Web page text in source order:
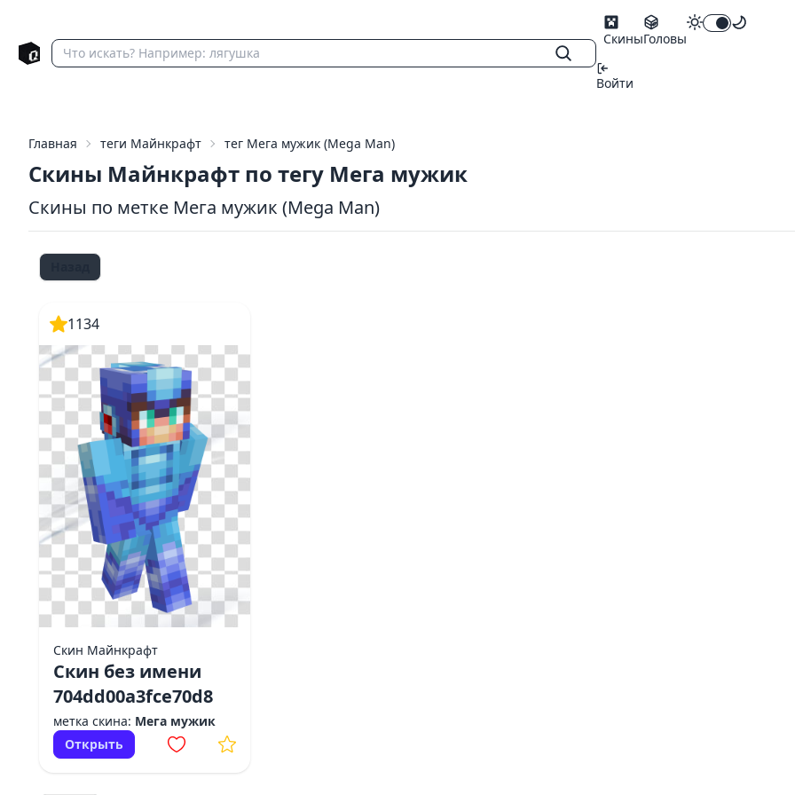
СкиныГоловы
Войти
Главная теги Майнкрафт тег Мега мужик (Mega Man)
Скины Майнкрафт по тегу Мега мужик
Скины по метке Мега мужик (Mega Man)
1134
Скин Майнкрафт
Скин без имени
704dd00a3fce70d8
метка скина: Мега мужик
Открыть